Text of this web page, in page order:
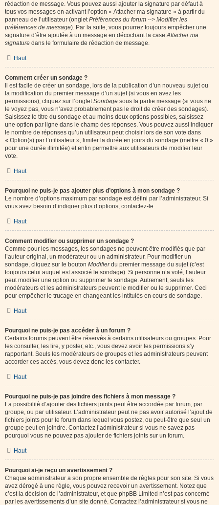
rédaction de message. Vous pouvez aussi ajouter la signature par défaut à
tous vos messages en activant l’option « Attacher ma signature » à partir du
panneau de l’utilisateur (ongletPréférences du forum --> Modifier les
préférences de message). Par la suite, vous pourrez toujours empêcher une
signature d’être ajoutée à un message en décochant la caseAttacher ma
signature dans le formulaire de rédaction de message.
Haut
Comment créer un sondage ?
Il est facile de créer un sondage, lors de la publication d’un nouveau sujet ou
la modification du premier message d’un sujet (si vous en avez les
permissions), cliquez sur l’ongletSondage sous la partie message (si vous ne
le voyez pas, vous n’avez probablement pas le droit de créer des sondages).
Saisissez le titre du sondage et au moins deux options possibles, saisissez
une option par ligne dans le champ des réponses. Vous pouvez aussi indiquer
le nombre de réponses qu’un utilisateur peut choisir lors de son vote dans
« Option(s) par l’utilisateur », limiter la durée en jours du sondage (mettre « 0 »
pour une durée illimitée) et enfin permettre aux utilisateurs de modifier leur
vote.
Haut
Pourquoi ne puis-je pas ajouter plus d’options à mon sondage ?
Le nombre d’options maximum par sondage est défini par l’administrateur. Si
vous avez besoin d’indiquer plus d’options, contactez-le.
Haut
Comment modifier ou supprimer un sondage ?
Comme pour les messages, les sondages ne peuvent être modifiés que par
l’auteur original, un modérateur ou un administrateur. Pour modifier un
sondage, cliquez sur le bouton Modifierdu premier message du sujet (c’est
toujours celui auquel est associé le sondage). Si personne n’a voté, l’auteur
peut modifier une option ou supprimer le sondage. Autrement, seuls les
modérateurs et les administrateurs peuvent le modifier ou le supprimer. Ceci
pour empêcher le trucage en changeant les intitulés en cours de sondage.
Haut
Pourquoi ne puis-je pas accéder à un forum ?
Certains forums peuvent être réservés à certains utilisateurs ou groupes. Pour
les consulter, les lire, y poster, etc., vous devez avoir les permissions s’y
rapportant. Seuls les modérateurs de groupes et les administrateurs peuvent
accorder ces accès, vous devez donc les contacter.
Haut
Pourquoi ne puis-je pas joindre des fichiers à mon message ?
La possibilité d’ajouter des fichiers joints peut être accordée par forum, par
groupe, ou par utilisateur. L’administrateur peut ne pas avoir autorisé l’ajout de
fichiers joints pour le forum dans lequel vous postez, ou peut-être que seul un
groupe peut en joindre. Contactez l’administrateur si vous ne savez pas
pourquoi vous ne pouvez pas ajouter de fichiers joints sur un forum.
Haut
Pourquoi ai-je reçu un avertissement ?
Chaque administrateur a son propre ensemble de règles pour son site. Si vous
avez dérogé à une règle, vous pouvez recevoir un avertissement. Notez que
c’est la décision de l’administrateur, et que phpBB Limited n’est pas concerné
par les avertissements d’un site donné. Contactez l’administrateur si vous ne